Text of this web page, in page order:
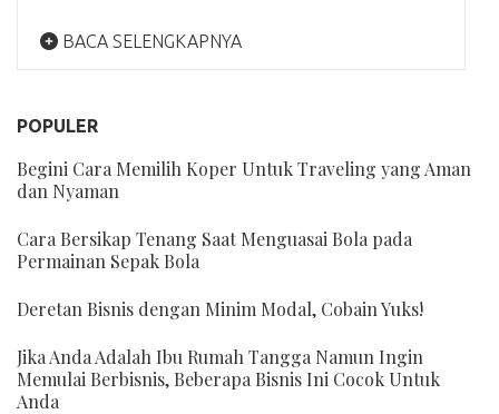
BACA SELENGKAPNYA
POPULER
Begini Cara Memilih Koper Untuk Traveling yang Aman
dan Nyaman
Cara Bersikap Tenang Saat Menguasai Bola pada
Permainan Sepak Bola
Deretan Bisnis dengan Minim Modal, Cobain Yuks!
Jika Anda Adalah Ibu Rumah Tangga Namun Ingin
Memulai Berbisnis, Beberapa Bisnis Ini Cocok Untuk
Anda